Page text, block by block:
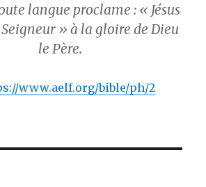
langue proclame : « Jésus
» à la gloire de Dieu
le Père.
www.aelf.org/bible/ph/2